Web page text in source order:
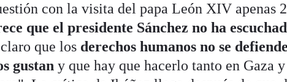
con la visita del papa León XIV apenas
que el presidente Sánchez no ha
que los derechos humanos no se
gustan y que hay que hacerlo tanto en Gaza